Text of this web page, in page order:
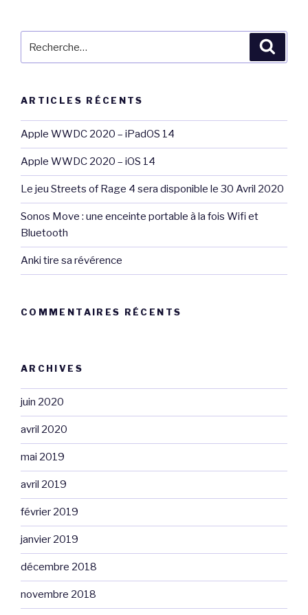
ARTICLES RÉCENTS
Apple WWDC 2020 – iPadOS 14
Apple WWDC 2020 – iOS 14
Le jeu Streets of Rage 4 sera disponible le 30 Avril 2020
Sonos Move : une enceinte portable à la fois Wifi et
Bluetooth
Anki tire sa révérence
COMMENTAIRES RÉCENTS
ARCHIVES
juin 2020
avril 2020
mai 2019
avril 2019
février 2019
janvier 2019
décembre 2018
novembre 2018